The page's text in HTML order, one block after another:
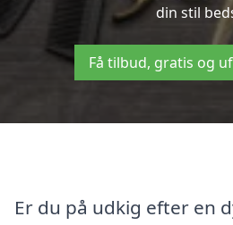
din stil
Få tilbud, gratis og
Er du på udkig efter en